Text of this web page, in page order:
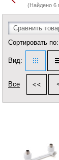
(Найдено 6
Сравнить
Сортировать по:
Вид:
Все